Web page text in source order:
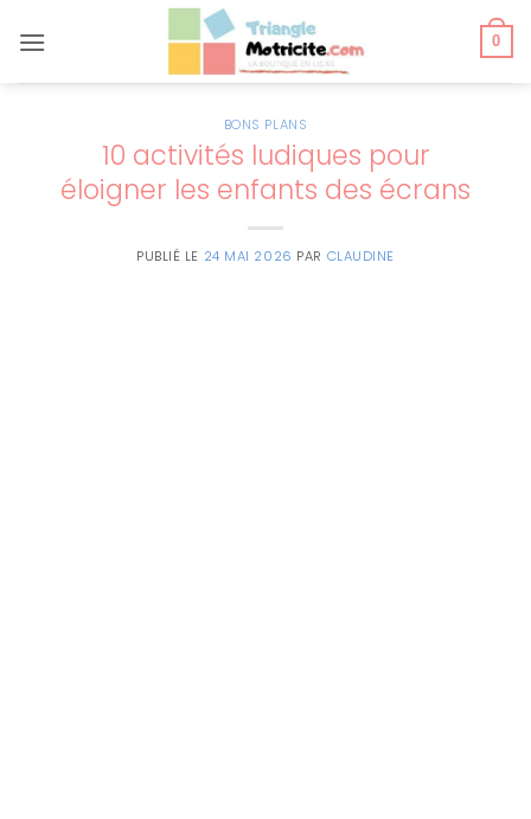
au
0
BONS PLANS
10 activités ludiques pour
éloigner les enfants des écrans
PUBLIÉ LE 24 MAI 2026 PAR CLAUDINE